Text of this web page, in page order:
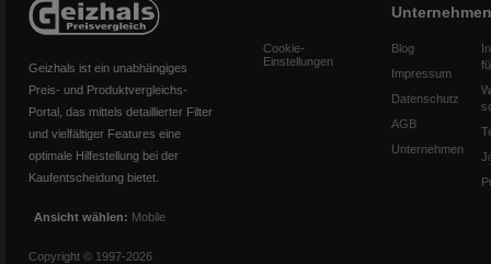
Geizhals ist ein unabhängiges
Preis- und Produktvergleichs-
Portal, das mittels detaillierter Filter
und vielfältiger Features eine
optimale Hilfestellung bei der
Kaufentscheidung bietet.
Ansicht wählen: Mobile
Copyright © 1997-2026
Cookie-
Einstellungen
Unternehmen
Blog
Impressum
Datenschutz
AGB
Unternehmen